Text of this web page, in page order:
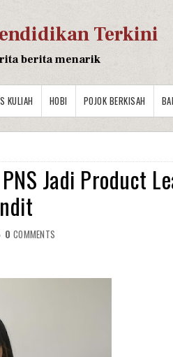
Terkini
berita menarik
KULIAH HOBI POJOK BERKISAH
Jadi Product
0 COMMENTS